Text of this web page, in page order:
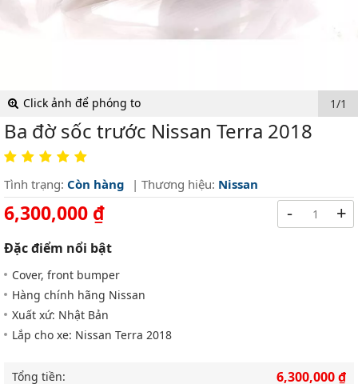
Click ảnh để phóng to 1/1
Ba đờ sốc trước Nissan Terra 2018
Tình trạng: Còn hàng | Thương hiệu: Nissan
6,300,000 ₫
Đặc điểm nổi bật
Cover, front bumper
Hàng chính hãng Nissan
Xuất xứ: Nhật Bản
Lắp cho xe: Nissan Terra 2018
- +
Tổng tiền: 6,300,000 ₫